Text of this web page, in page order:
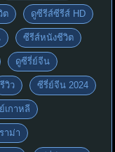
ต ดูซีรีส์ซีรีส์ HD
ซีรีส์หนังชีวิต
ดูซีรี่ย์จีน
รีวิว ซีรี่ย์จีน 2024
เกาหลี
าม่า